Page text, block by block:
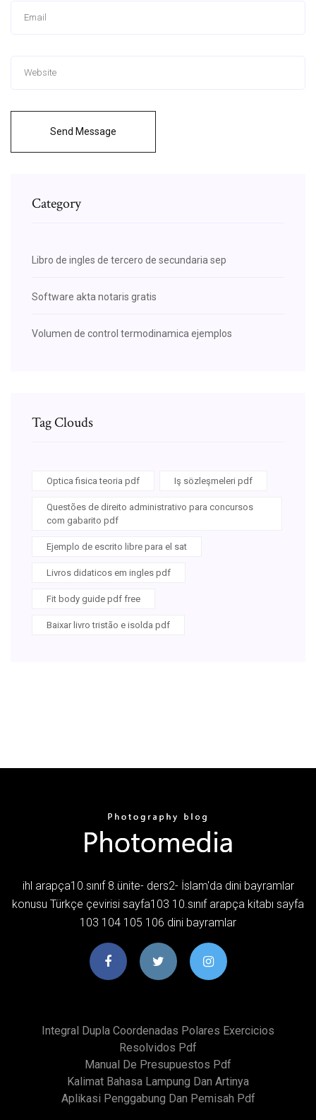
Send Message
Category
Libro de ingles de tercero de secundaria sep
Software akta notaris gratis
Volumen de control termodinamica ejemplos
Tag Clouds
Optica fisica teoria pdf Iş sözleşmeleri pdf
Questões de direito administrativo para concursos
com gabarito pdf
Ejemplo de escrito libre para el sat
Livros didaticos em ingles pdf
Fit body guide pdf free
Baixar livro tristão e isolda pdf
ihl arapça10.sınıf 8.ünite- ders2- İslam'da dini bayramlar
konusu Türkçe çevirisi sayfa103 10.sınıf arapça kitabı sayfa
103 104 105 106 dini bayramlar
Integral Dupla Coordenadas Polares Exercicios
Resolvidos Pdf
Manual De Presupuestos Pdf
Kalimat Bahasa Lampung Dan Artinya
Aplikasi Penggabung Dan Pemisah Pdf